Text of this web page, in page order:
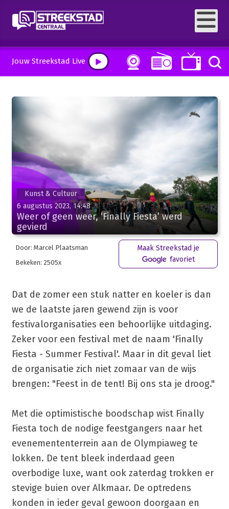
Jouw Streekstad Live
Kunst & Cultuur
6 augustus 2023, 14:48
Weer of geen weer, ‘Finally Fiesta’ werd
gevierd
Door: Marcel Plaatsman
Bekeken: 2505x
Maak Streekstad je
favoriet
Dat de zomer een stuk natter en koeler is dan
we de laatste jaren gewend zijn is voor
festivalorganisaties een behoorlijke uitdaging.
Zeker voor een festival met de naam 'Finally
Fiesta - Summer Festival'. Maar in dit geval liet
de organisatie zich niet zomaar van de wijs
brengen: "Feest in de tent! Bij ons sta je droog."
Met die optimistische boodschap wist Finally
Fiesta toch de nodige feestgangers naar het
evenemententerrein aan de Olympiaweg te
lokken. De tent bleek inderdaad geen
overbodige luxe, want ook zaterdag trokken er
stevige buien over Alkmaar. De optredens
konden in ieder geval gewoon doorgaan en